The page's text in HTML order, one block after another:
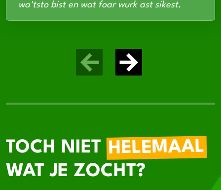
wa'tsto bist en wat foar wurk ast sikest.
TOCH NIETHELEMAAL
WAT JE ZOCHT?